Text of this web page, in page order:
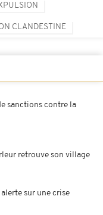
CLANDESTINE
sanctions contre la
retrouve son village
sur une crise